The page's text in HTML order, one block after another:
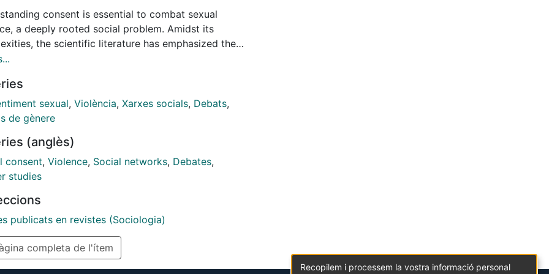
consent is essential to combat sexual
a deeply rooted social problem. Amidst its
the scientific literature has emphasized the
of only considering the speech act—
research underscores the need to analyze the
act where different elements lead
a power relationship where there is no consent
some research has been conducted on citizens’
debates on consent, how such debates
the concept of communicative acts to discuss it
sexual, Violència, Xarxes socials, Debats,
de gènere
(anglès)
consent, Violence, Social networks, Debates,
studies
publicats en revistes (Sociologia)
completa de l'ítem
Recopilem i processem la vostra informació personal